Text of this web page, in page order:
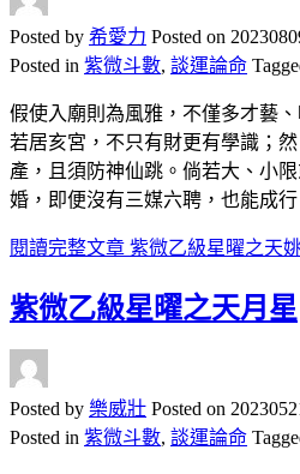
Posted by 希愛力 Posted on
Posted in 紫微斗數, 談運論命
假使入廟則為風雅，不僅多才藝
若居亥宮，不只有財更有學識；
產，且須防神仙跳。倘若大、小
婚，即便沒有三媒六聘，也能成行
閱讀完整文章 紫微乙級星曜之天
紫微乙級星曜之天月星
Posted by 樂威壯 Posted on
Posted in 紫微斗數, 談運論命